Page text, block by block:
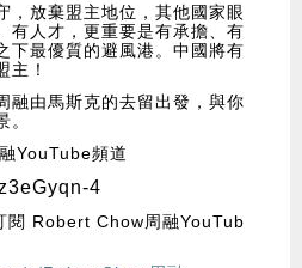
，放棄盟主地位，其他國家眼
有人才，更重要是有承擔、有
下最優質的避風港。中國將有
主！
融由馬斯克的去留出發，與你
。
YouTube頻道
4
閱 Robert Chow周融YouTub